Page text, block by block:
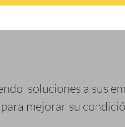
soluciones a sus
mejorar su